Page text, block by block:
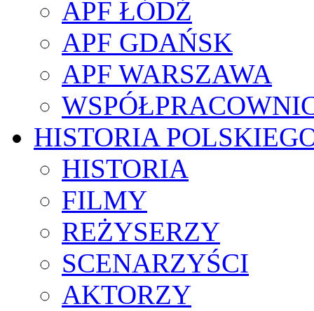
APF ŁÓDŹ
APF GDAŃSK
APF WARSZAWA
HISTORIA
HISTORIA
FILMY
REŻYSERZY
SCENARZYŚCI
AKTORZY